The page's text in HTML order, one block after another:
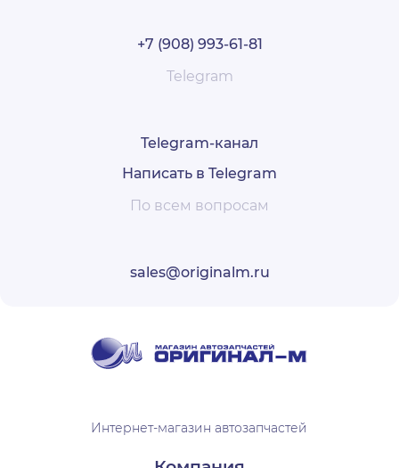
+7 (908) 993-61-81
Telegram
Telegram-канал
Написать в Telegram
По всем вопросам
sales@originalm.ru
Интернет-магазин автозапчастей